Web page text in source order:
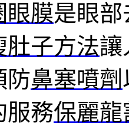
眼膜是眼
肚子方法讓
防鼻塞噴劑
服務保麗龍